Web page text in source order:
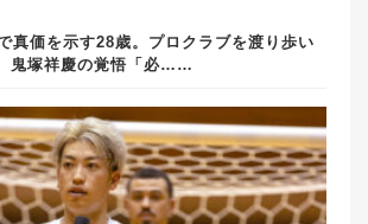
真価を示す28歳。プロクラブを渡り歩い
鬼塚祥慶の覚悟「必……